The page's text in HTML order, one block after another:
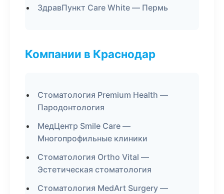
ЗдравПункт Care White — Пермь
Компании в Краснодар
Стоматология Premium Health —
Пародонтология
МедЦентр Smile Care —
Многопрофильные клиники
Стоматология Ortho Vital —
Эстетическая стоматология
Стоматология MedArt Surgery —